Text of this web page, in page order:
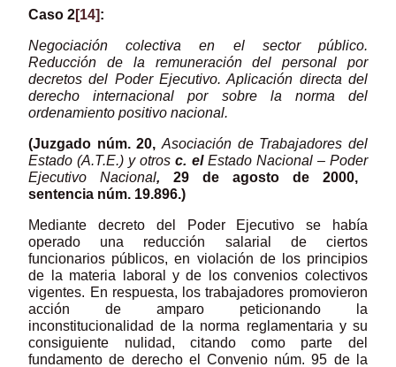
Caso 2[14]:
Negociación colectiva en el sector público.
Reducción de la remuneración delpersonal por
decretos del PoderEjecutivo. Aplicación directa del
derecho
internacional por sobre la norma del
ordenamiento positivo nacional.
(Juzgado núm. 20, Asociación de Trabajadores del
Estado (A.T.E.) y otros c. el EstadoNacional– Poder
Ejecutivo Nacional, 29 de agosto de 2000,
sentencia núm. 19.896.)
Mediante decreto del Poder Ejecutivo se había
operado una reducción salarial de ciertos
funcionarios públicos, en violación de los principios
de la materia laboral y de los convenios colectivos
vigentes. En respuesta, los trabajadores promovieron
acción de amparo peticionando la
inconstitucionalidad de la norma reglamentaria y su
consiguiente nulidad, citando como parte del
fundamento de derecho el Convenio núm. 95 de la